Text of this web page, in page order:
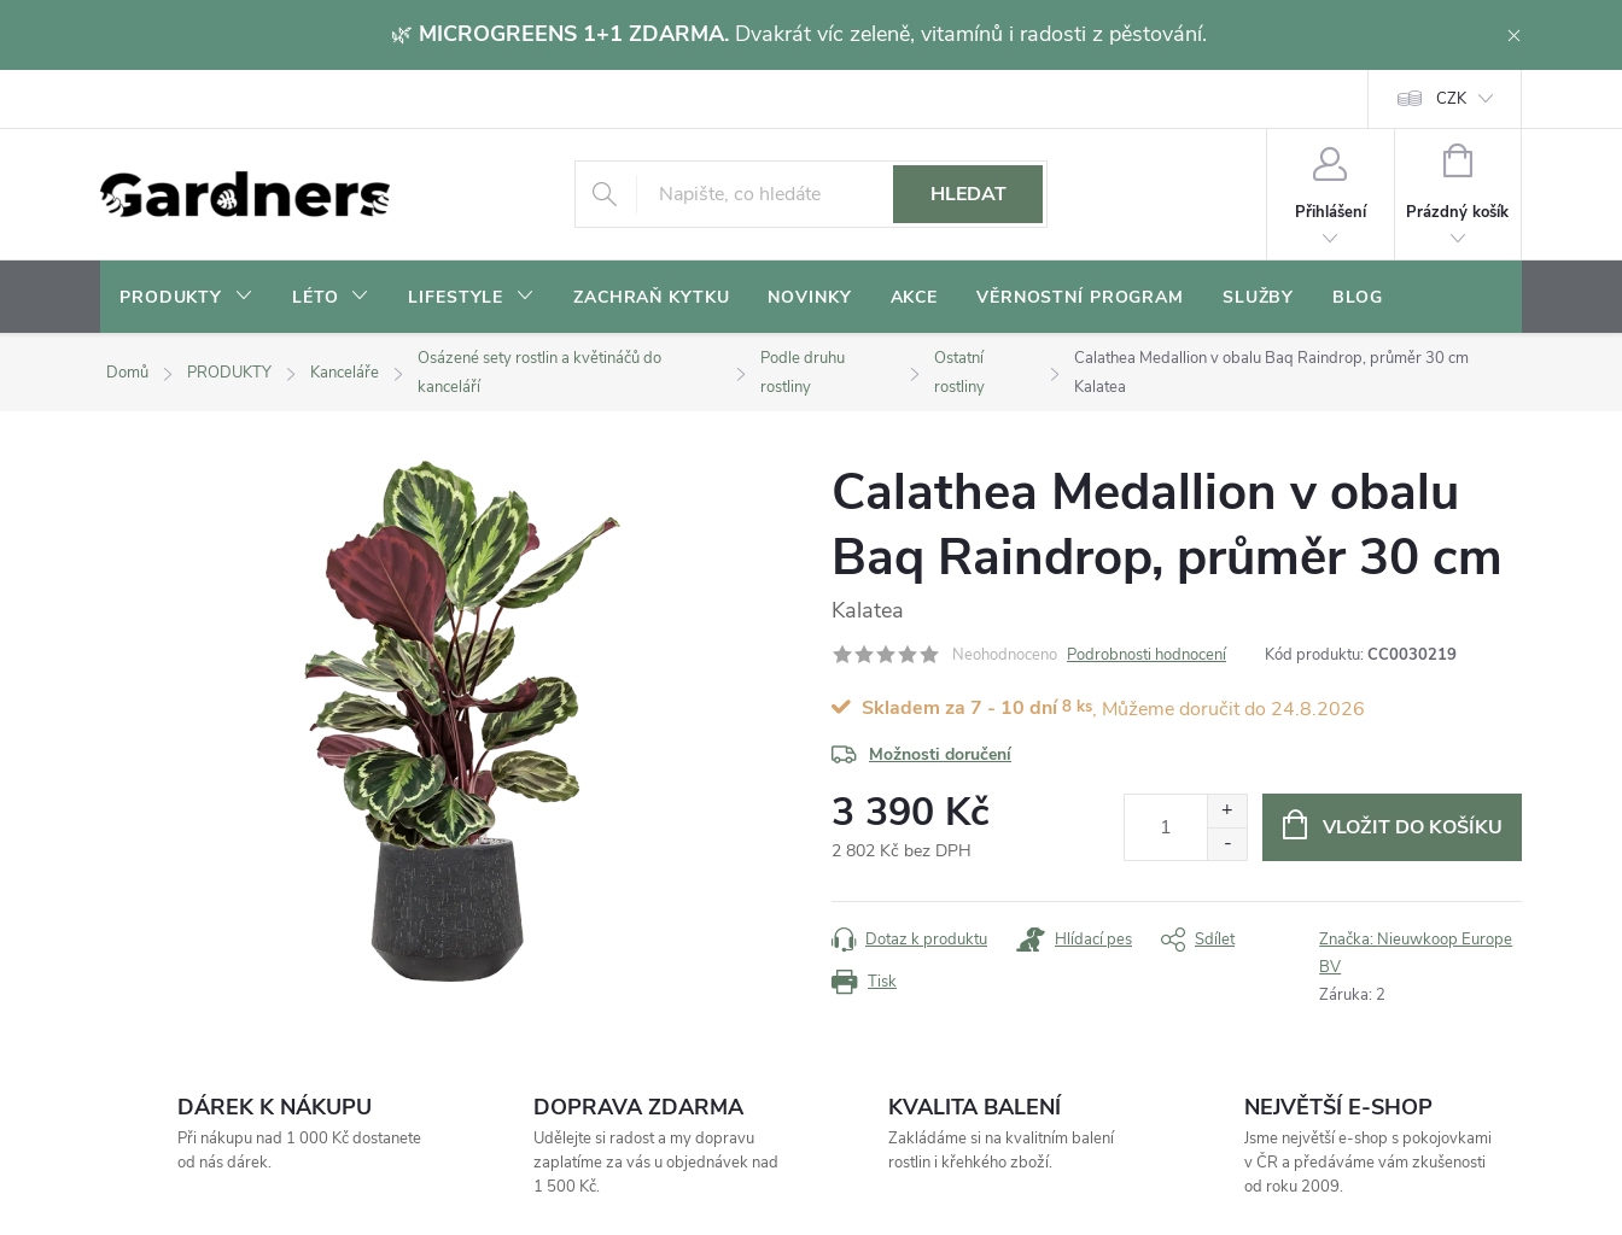
🌿 MICROGREENS 1+1 ZDARMA. Dvakrát víc zeleně, vitamínů i radosti z pěstování.
CZK
HLEDAT
Přihlášení
NÁKUPNÍ
Prázdný košík
PRODUKTY LÉTO LIFESTYLE ZACHRAŇ KYTKU NOVINKY AKCE VĚRNOSTNÍ PROGRAM SLUŽBY BLOG
Domů PRODUKTY Kanceláře
Osázené sety rostlin a květináčů do
kanceláří
Podle druhu
rostliny
Ostatní
rostliny
Calathea Medallion v obalu Baq Raindrop, průměr 30 cm
Kalatea
Calathea Medallion v obalu
Baq Raindrop, průměr 30 cm
Kalatea
Neohodnoceno Podrobnosti hodnocení Kód produktu: CC0030219
Skladem za 7 - 10 dní 8 ks 24.8.2026
Možnosti doručení
3 390 Kč
2 802 Kč bez DPH
cena:
VLOŽIT DO KOŠÍKU
Tisk
Dotaz k produktu Hlídací pes Sdílet Značka: Nieuwkoop Europe
BV
Záruka: 2
DÁREK K NÁKUPU
Při nákupu nad 1 000 Kč dostanete
od nás dárek.
DOPRAVA ZDARMA
Udělejte si radost a my dopravu
zaplatíme za vás u objednávek nad
1 500 Kč.
KVALITA BALENÍ
Zakládáme si na kvalitním balení
rostlin i křehkého zboží.
NEJVĚTŠÍ E-SHOP
Jsme největší e-shop s pokojovkami
v ČR a předáváme vám zkušenosti
od roku 2009.